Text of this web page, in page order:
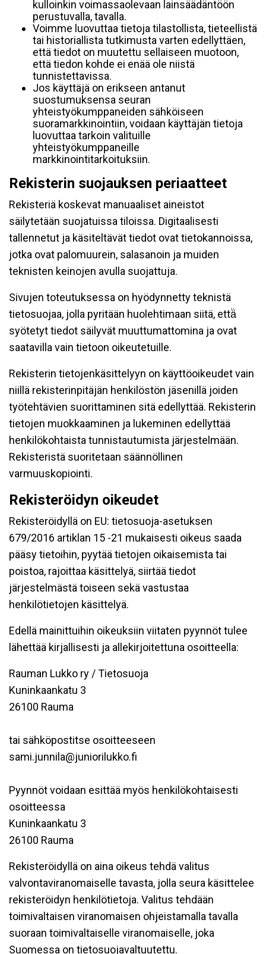
kulloinkin voimassaolevaan lainsäädäntöön
perustuvalla, tavalla.
Voimme luovuttaa tietoja tilastollista, tieteellistä
tai historiallista tutkimusta varten edellyttäen,
että tiedot on muutettu sellaiseen muotoon,
että tiedon kohde ei enää ole niistä
tunnistettavissa.
Jos käyttäjä on erikseen antanut
suostumuksensa seuran
yhteistyökumppaneiden sähköiseen
suoramarkkinointiin, voidaan käyttäjän tietoja
luovuttaa tarkoin valituille
yhteistyökumppaneille
markkinointitarkoituksiin.
Rekisterin suojauksen periaatteet
Rekisteriä koskevat manuaaliset aineistot
säilytetään suojatuissa tiloissa. Digitaalisesti
tallennetut ja käsiteltävät tiedot ovat tietokannoissa,
jotka ovat palomuurein, salasanoin ja muiden
teknisten keinojen avulla suojattuja.
Sivujen toteutuksessa on hyödynnetty teknistä
tietosuojaa, jolla pyritään huolehtimaan siitä, että̈
syötetyt tiedot säilyvät muuttumattomina ja ovat
saatavilla vain tietoon oikeutetuille.
Rekisterin tietojenkäsittelyyn on käyttöoikeudet vain
niillä rekisterinpitäjän henkilöstön jäsenillä joiden
työtehtävien suorittaminen sitä edellyttää. Rekisterin
tietojen muokkaaminen ja lukeminen edellyttää
henkilökohtaista tunnistautumista järjestelmään.
Rekisteristä suoritetaan säännöllinen
varmuuskopiointi.
Rekisteröidyn oikeudet
Rekisteröidyllä on EU: tietosuoja-asetuksen
679/2016 artiklan 15 -21 mukaisesti oikeus saada
pääsy tietoihin, pyytää tietojen oikaisemista tai
poistoa, rajoittaa käsittelyä, siirtää tiedot
järjestelmästä toiseen sekä vastustaa
henkilötietojen käsittelyä.
Edellä mainittuihin oikeuksiin viitaten pyynnöt tulee
lähettää kirjallisesti ja allekirjoitettuna osoitteella:
Rauman Lukko ry / Tietosuoja
Kuninkaankatu 3
26100 Rauma
tai sähköpostitse osoitteeseen
sami.junnila@juniorilukko.fi
Pyynnöt voidaan esittää myös henkilökohtaisesti
osoitteessa
Kuninkaankatu 3
26100 Rauma
Rekisteröidyllä on aina oikeus tehdä valitus
valvontaviranomaiselle tavasta, jolla seura käsittelee
rekisteröidyn henkilötietoja. Valitus tehdään
toimivaltaisen viranomaisen ohjeistamalla tavalla
suoraan toimivaltaiselle viranomaiselle, joka
Suomessa on tietosuojavaltuutettu.